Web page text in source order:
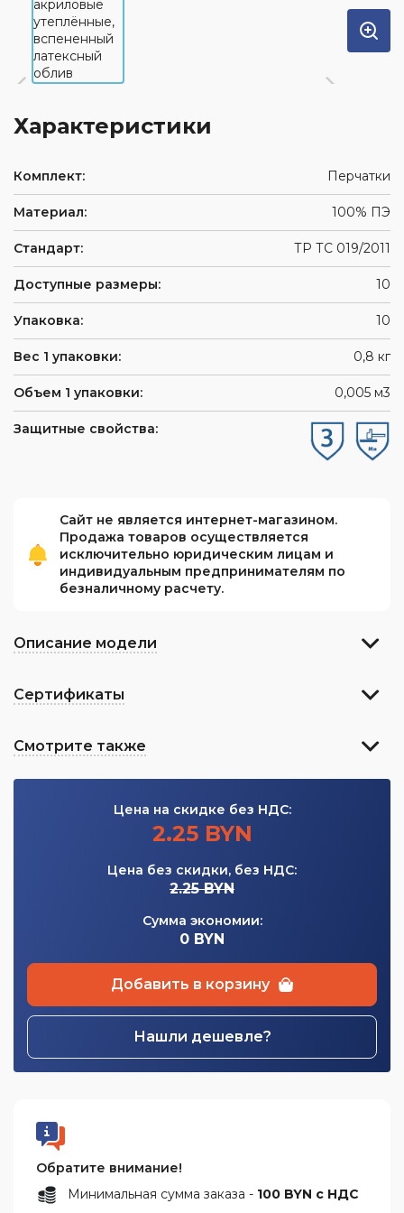
Характеристики
Комплект: Перчатки
Материал: 100% ПЭ
Стандарт: ТР ТС 019/2011
Доступные размеры: 10
Упаковка: 10
Вес 1 упаковки: 0,8 кг
Объем 1 упаковки: 0,005 м3
Защитные свойства:
Сайт не является интернет-магазином.
Продажа товаров осуществляется
исключительно юридическим лицам и
индивидуальным предпринимателям по
безналичному расчету.
Описание модели
Сертификаты
Смотрите также
Цена на скидке без НДС:
2.25 BYN
Цена без скидки, без НДС:
2.25 BYN
Сумма экономии:
0 BYN
Добавить в корзину
Нашли дешевле?
Обратите внимание!
Минимальная сумма заказа - 100 BYN с НДС